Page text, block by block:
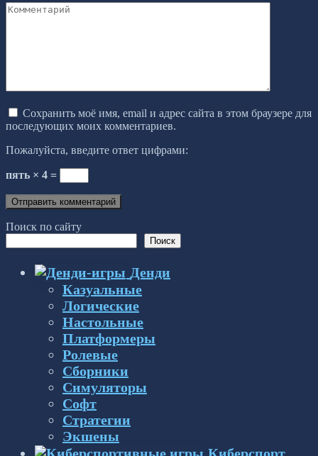
Комментарий
Сохранить моё имя, email и адрес сайта в этом браузере для
последующих моих комментариев.
Пожалуйста, введите ответ цифрами:
пять × 4 =
Поиск по сайту
Поиск
Денди
Казуальные
Логические
Настольные
Платформеры
Ролевые
Сборники
Симуляторы
Софт
Стратегии
Экшены
Киберспорт